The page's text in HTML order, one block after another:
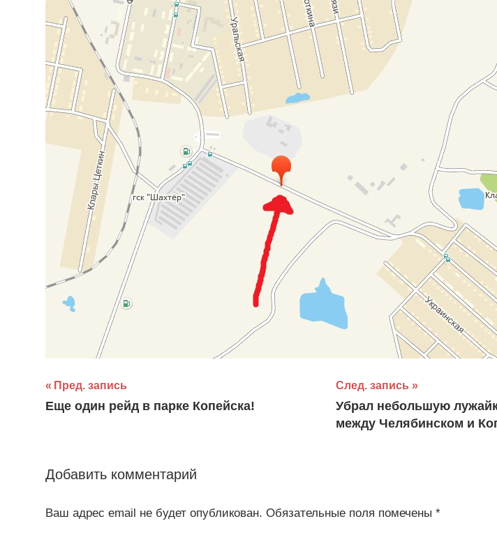
Навигация
по
Пред. запись
Еще один рейд в парке Копейска!
След. запись
Убрал небольшую
между Челябинском и
Добавить комментарий
Ваш адрес email не будет опубликован. Обязательные поля помечены *